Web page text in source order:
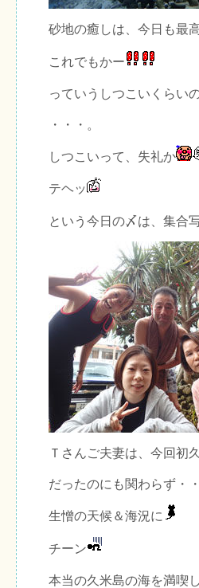
砂地の癒しは、今日も最
これでもかー
っていうしつこいくらい
・・・。
しつこいって、失礼か
テヘッ
という今日の〆は、集合
Ｔさんご夫妻は、今回初
だったのにも関わらず・・
生憎の天候＆海況に
チーン
本当の久米島の海を満喫